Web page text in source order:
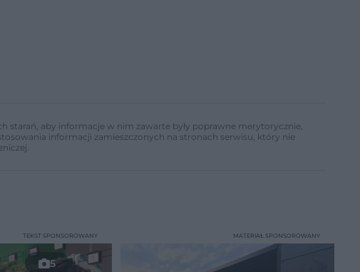
starań, aby informacje w nim zawarte były poprawne merytorycznie,
informacji zamieszczonych na stronach serwisu, który nie
5
TEKST SPONSOROWANY MATERIAŁ SPONSOROWANY